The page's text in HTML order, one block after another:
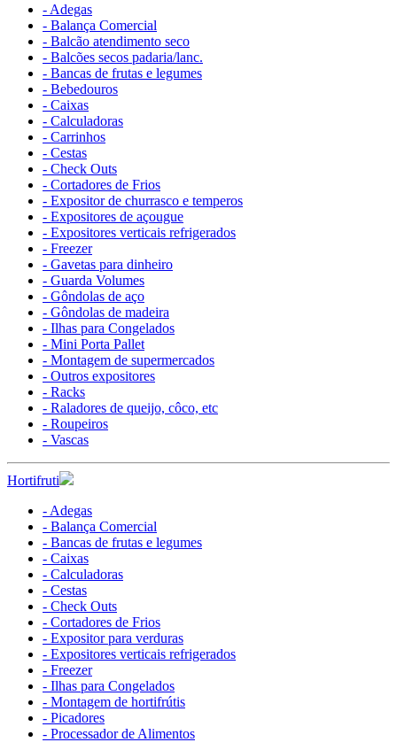
- Adegas
- Balança Comercial
- Balcão atendimento seco
- Balcões secos padaria/lanc.
- Bancas de frutas e legumes
- Bebedouros
- Caixas
- Calculadoras
- Carrinhos
- Cestas
- Check Outs
- Cortadores de Frios
- Expositor de churrasco e temperos
- Expositores de açougue
- Expositores verticais refrigerados
- Freezer
- Gavetas para dinheiro
- Guarda Volumes
- Gôndolas de aço
- Gôndolas de madeira
- Ilhas para Congelados
- Mini Porta Pallet
- Montagem de supermercados
- Outros expositores
- Racks
- Raladores de queijo, côco, etc
- Roupeiros
- Vascas
Hortifruti
- Adegas
- Balança Comercial
- Bancas de frutas e legumes
- Caixas
- Calculadoras
- Cestas
- Check Outs
- Cortadores de Frios
- Expositor para verduras
- Expositores verticais refrigerados
- Freezer
- Ilhas para Congelados
- Montagem de hortifrútis
- Picadores
- Processador de Alimentos